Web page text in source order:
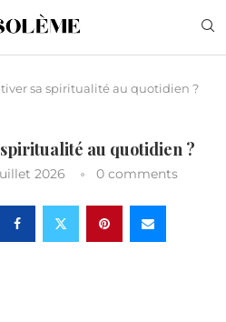
sa spiritualité au quotidien ?
au quotidien ?
2026 0 comments